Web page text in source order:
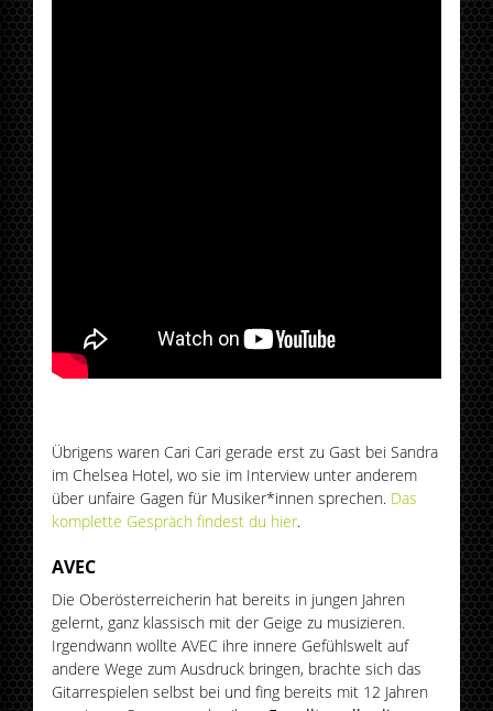
Übrigens waren Cari Cari gerade erst zu Gast bei Sandra
im Chelsea Hotel, wo sie im Interview unter anderem
über unfaire Gagen für Musiker*innen sprechen. Das
komplette Gespräch findest du hier.
AVEC
Die Oberösterreicherin hat bereits in jungen Jahren
gelernt, ganz klassisch mit der Geige zu musizieren.
Irgendwann wollte AVEC ihre innere Gefühlswelt auf
andere Wege zum Ausdruck bringen, brachte sich das
Gitarrespielen selbst bei und fing bereits mit 12 Jahren